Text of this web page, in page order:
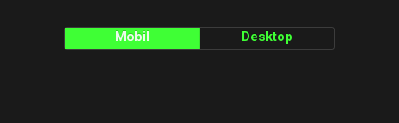
Mobil Desktop